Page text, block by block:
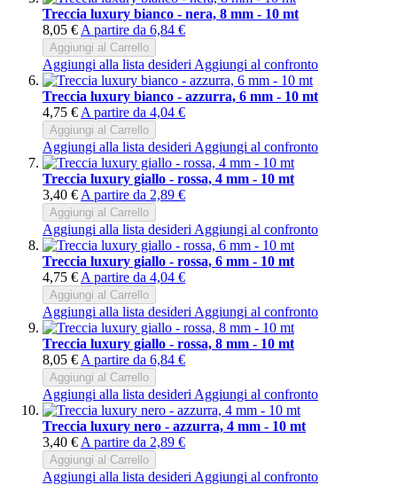
Treccia luxury bianco - nera, 8 mm - 10 mt
8,05 € A partire da 6,84 €
Aggiungi al Carrello
Aggiungi alla lista desideri Aggiungi al confronto
Treccia luxury bianco - azzurra, 6 mm - 10 mt
4,75 € A partire da 4,04 €
Aggiungi al Carrello
Aggiungi alla lista desideri Aggiungi al confronto
Treccia luxury giallo - rossa, 4 mm - 10 mt
3,40 € A partire da 2,89 €
Aggiungi al Carrello
Aggiungi alla lista desideri Aggiungi al confronto
Treccia luxury giallo - rossa, 6 mm - 10 mt
4,75 € A partire da 4,04 €
Aggiungi al Carrello
Aggiungi alla lista desideri Aggiungi al confronto
Treccia luxury giallo - rossa, 8 mm - 10 mt
8,05 € A partire da 6,84 €
Aggiungi al Carrello
Aggiungi alla lista desideri Aggiungi al confronto
Treccia luxury nero - azzurra, 4 mm - 10 mt
3,40 € A partire da 2,89 €
Aggiungi al Carrello
Aggiungi alla lista desideri Aggiungi al confronto